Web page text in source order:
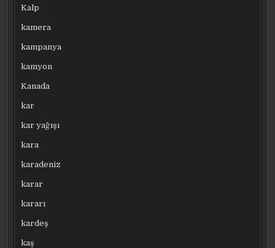
Kalp
kamera
kampanya
kamyon
Kanada
kar
kar yağışı
kara
karadeniz
karar
kararı
kardeş
kaş